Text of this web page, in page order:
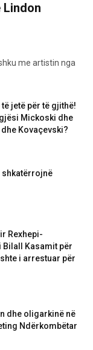
Lindon
me artistin nga
jetë për të gjithë!
Mickoski dhe
Kovaçevski?
shkatërrojnë
Rexhepi-
Bilall Kasamit për
i arrestuar për
dhe oligarkinë në
Ndërkombëtar